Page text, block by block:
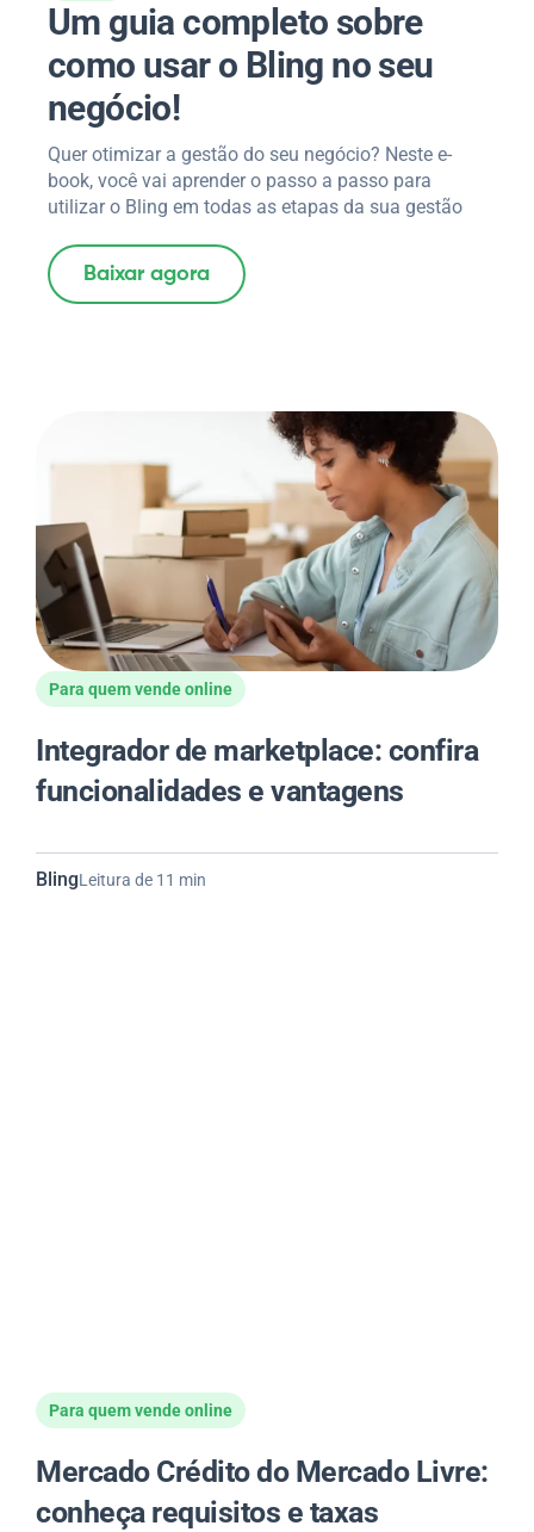
Um guia completo sobre
como usar o Bling no seu
negócio!
Quer otimizar a gestão do seu negócio? Neste e-
book, você vai aprender o passo a passo para
utilizar o Bling em todas as etapas da sua gestão
Baixar agora
Para quem vende online
Integrador de marketplace: confira
funcionalidades e vantagens
BlingLeitura de 11 min
Para quem vende online
Mercado Crédito do Mercado Livre:
conheça requisitos e taxas